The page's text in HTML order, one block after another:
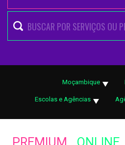
Moçambique
Escolas e Agências